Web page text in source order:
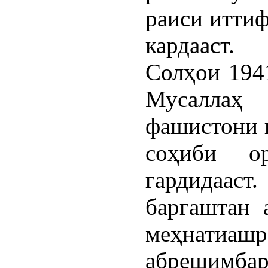
раиси
кардааст.
Солҳои
фашистони
соҳиби
баргаштан